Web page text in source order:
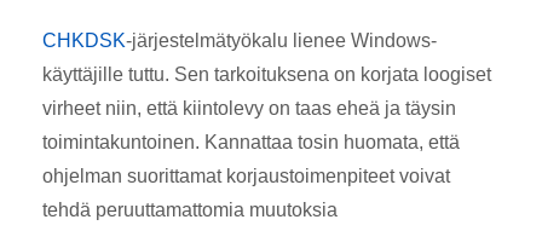
CHKDSK-järjestelmätyökalu lienee Windows-
käyttäjille tuttu. Sen tarkoituksena on korjata loogiset
virheet niin, että kiintolevy on taas eheä ja täysin
toimintakuntoinen. Kannattaa tosin huomata, että
ohjelman suorittamat korjaustoimenpiteet voivat
tehdä peruuttamattomia muutoksia